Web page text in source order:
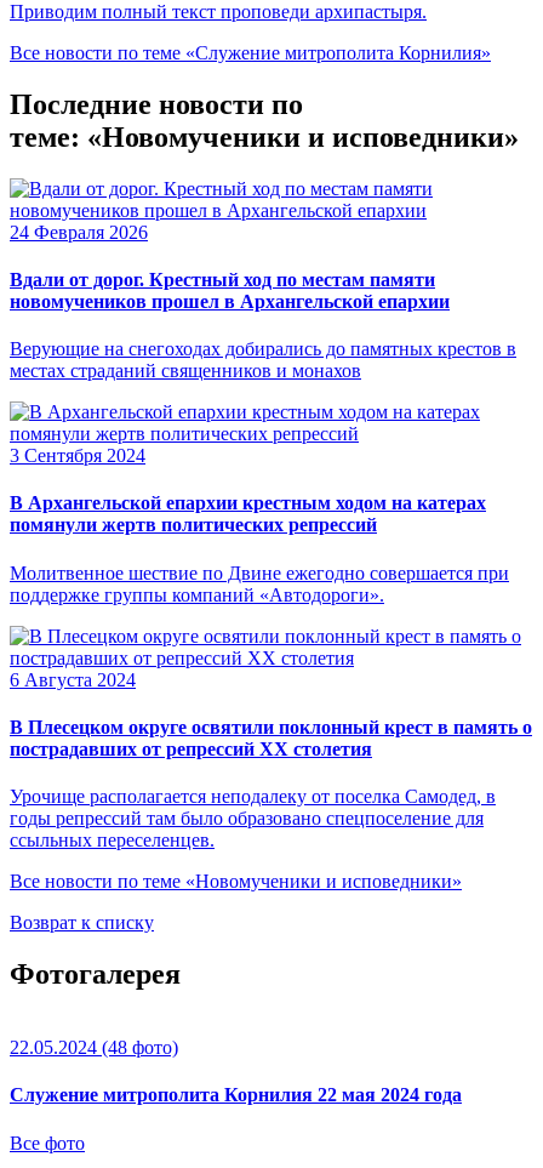
Приводим полный текст проповеди архипастыря.
Все новости по теме «Служение митрополита Корнилия»
Последние новости по
теме: «Новомученики и исповедники»
24 Февраля 2026
Вдали от дорог. Крестный ход по местам памяти
новомучеников прошел в Архангельской епархии
Верующие на снегоходах добирались до памятных крестов в
местах страданий священников и монахов
3 Сентября 2024
В Архангельской епархии крестным ходом на катерах
помянули жертв политических репрессий
Молитвенное шествие по Двине ежегодно совершается при
поддержке группы компаний «Автодороги».
6 Августа 2024
В Плесецком округе освятили поклонный крест в память о
пострадавших от репрессий XX столетия
Урочище располагается неподалеку от поселка Самодед, в
годы репрессий там было образовано спецпоселение для
ссыльных переселенцев.
Все новости по теме «Новомученики и исповедники»
Возврат к списку
Фотогалерея
22.05.2024 (48 фото)
Служение митрополита Корнилия 22 мая 2024 года
Все фото